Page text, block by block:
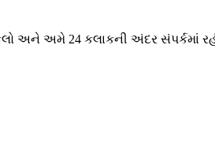
અને અમે 24 કલાકની અંદર સંપર્કમાં